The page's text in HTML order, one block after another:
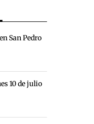
San Pedro
10 de julio